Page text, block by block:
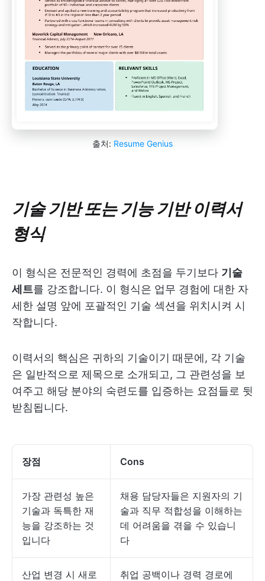
출처: Resume Genius
기술 기반 또는 기능 기반 이력서
형식
이 형식은 전문적인 경력에 초점을 두기보다 기술
세트를 강조합니다. 이 형식은 업무 경험에 대한 자
세한 설명 앞에 포괄적인 기술 섹션을 위치시켜 시
작합니다.
이력서의 핵심은 귀하의 기술이기 때문에, 각 기술
은 일반적으로 제목으로 소개되고, 그 관련성을 보
여주고 해당 분야의 숙련도를 입증하는 요점들로 뒷
받침됩니다.
장점 Cons
가장 관련성 높은
기술과 독특한 재
능을 강조하는 것
입니다
채용 담당자들은 지원자의 기
술과 직무 적합성을 이해하는
데 어려움을 겪을 수 있습니
다
산업 변경 시 새로
취업 공백이나 경력 경로에